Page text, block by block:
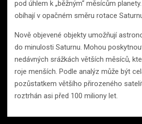
pod úhlem k „běžným“ měsícům
obíhají v opačném směru rotace
Nově objevené objekty umožňují
do minulosti Saturnu. Mohou
nedávných srážkách větších měsíců,
roje menších. Podle analýz může být
pozůstatkem většího přirozeného
roztrhán asi před 100 miliony let.